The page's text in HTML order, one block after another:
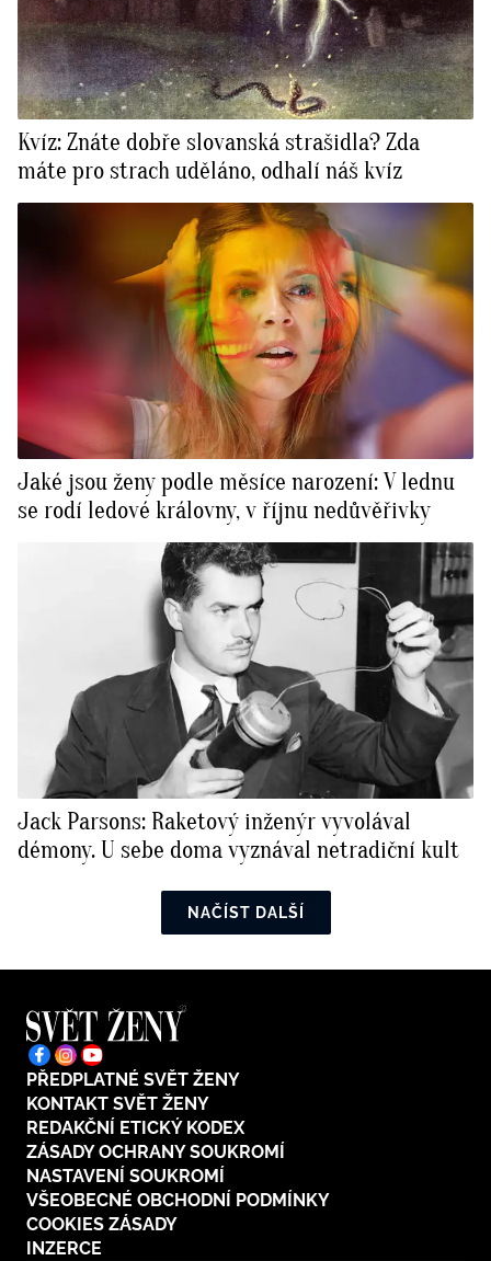
Kvíz: Znáte dobře slovanská strašidla? Zda
máte pro strach uděláno, odhalí náš kvíz
Jaké jsou ženy podle měsíce narození: V lednu
se rodí ledové královny, v říjnu nedůvěřivky
Jack Parsons: Raketový inženýr vyvolával
démony. U sebe doma vyznával netradiční kult
NAČÍST DALŠÍ
PŘEDPLATNÉ SVĚT ŽENY
KONTAKT SVĚT ŽENY
REDAKČNÍ ETICKÝ KODEX
ZÁSADY OCHRANY SOUKROMÍ
NASTAVENÍ SOUKROMÍ
VŠEOBECNÉ OBCHODNÍ PODMÍNKY
COOKIES ZÁSADY
INZERCE